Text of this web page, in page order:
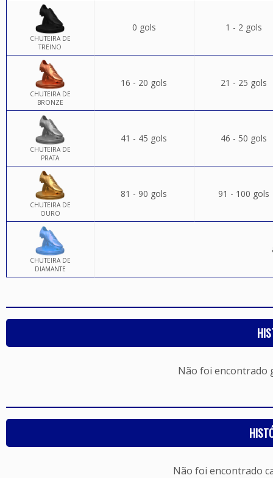
CHUTEIRA DE
TREINO
0 gols 1 - 2 gols
CHUTEIRA DE
BRONZE
16 - 20 gols 21 - 25 gols
CHUTEIRA DE
PRATA
41 - 45 gols 46 - 50 gols
CHUTEIRA DE
OURO
81 - 90 gols 91 - 100 gols
CHUTEIRA DE
DIAMANTE
Não foi encontrado
Não foi encontrado